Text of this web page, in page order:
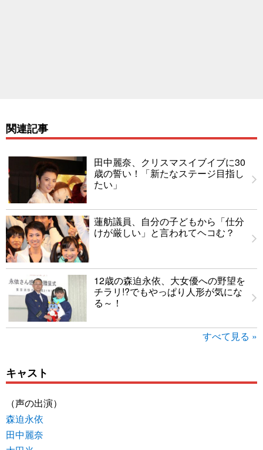
関連記事
田中麗奈、クリスマスイブイブに30
歳の誓い！「新たなステージ目指し
たい」
蓮舫議員、自分の子どもから「仕分
けが厳しい」と言われてヘコむ？
12歳の森迫永依、大女優への野望を
チラリ!?でもやっぱり人形が気にな
る～！
すべて見る »
キャスト
（声の出演）
森迫永依
田中麗奈